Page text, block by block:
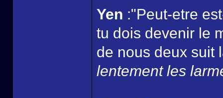
Yen :"Peut-etre
tu dois devenir le
de nous deux suit
lentement les